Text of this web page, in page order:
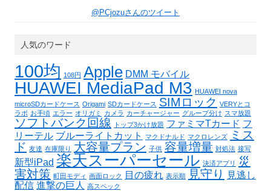
@PCjozuさんのツイート
人気のワード
100均 108円 Apple DMM モバイル
HUAWEI MediaPad M3 HUAWEI nova
microSDカードケース Origami SDカードケース SIMロック VERYとコ
ラボ お手頃 エラー オリガミ カメラ カーチャージャー グループ分け スマ放題
ソフトバンク回線 トップ3かけ放題 ファミマTカード フ
リーテル ブルーライトカット マクドナルド マクロレンズ
ミス
ド 友達 在庫限り 大容量プラン 子供 容量増量 対処法 接写
新型iPad 楽天スーパーセール 決済アプリ
災
害対策 町田モディ 画面ロック 目の疲れ 表示順 見守り
見逃し
配信 進撃の巨人 高スペック